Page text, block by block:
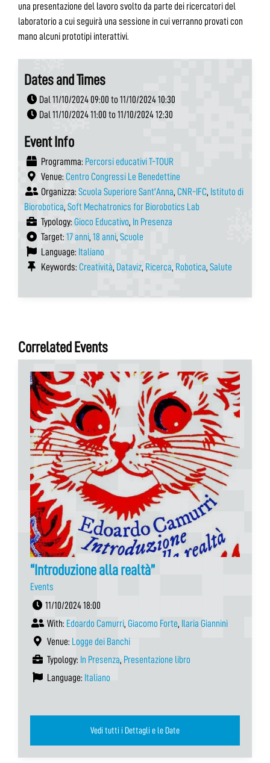
una presentazione del lavoro svolto da parte dei ricercatori del
laboratorio a cui seguirà una sessione in cui verranno provati con
mano alcuni prototipi interattivi.
Dates and Times
Dal 11/10/2024 09:00 to 11/10/2024 10:30
Dal 11/10/2024 11:00 to 11/10/2024 12:30
Event Info
Programma: Percorsi educativi T-TOUR
Venue: Centro Congressi Le Benedettine
Organizza: Scuola Superiore Sant'Anna, CNR-IFC, Istituto di
Biorobotica, Soft Mechatronics for Biorobotics Lab
Typology: Gioco Educativo, In Presenza
Target: 17 anni, 18 anni, Scuole
Language: Italiano
Keywords: Creatività, Dataviz, Ricerca, Robotica, Salute
Correlated Events
“Introduzione alla realtà”
Events
11/10/2024 18:00
With: Edoardo Camurri, Giacomo Forte, Ilaria Giannini
Venue: Logge dei Banchi
Typology: In Presenza, Presentazione libro
Language: Italiano
Vedi tutti i Dettagli e le Date